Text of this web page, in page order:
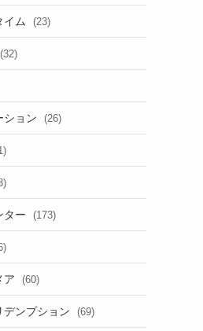
イム (23)
(32)
ション (26)
ター (173)
ア (60)
デンプション (69)